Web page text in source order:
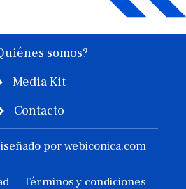
somos?
Media Kit
Contacto
porwebiconica.com
Términos y condiciones